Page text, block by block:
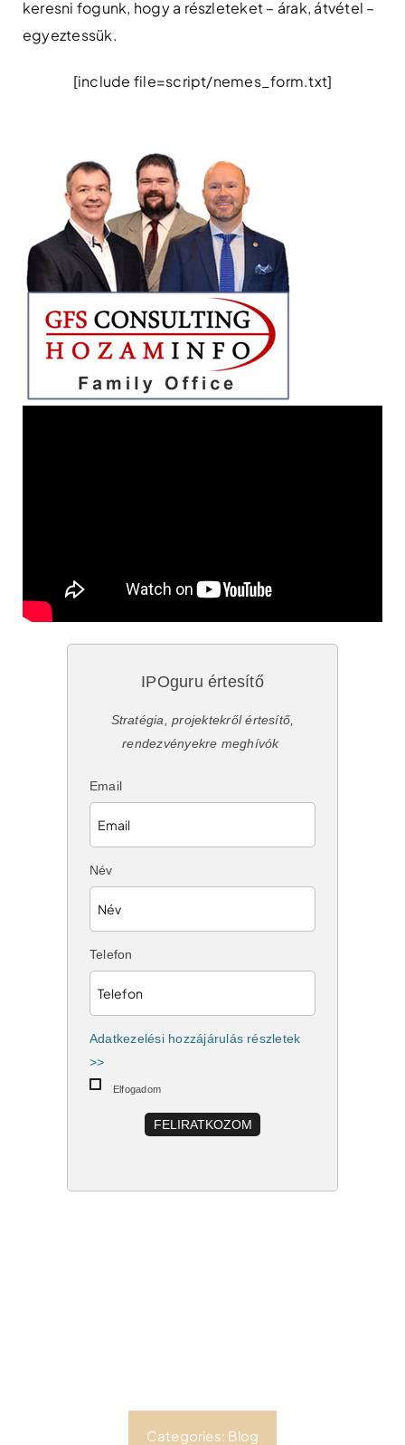
keresni fogunk, hogy a részleteket – árak, átvétel –
egyeztessük.
[include file=script/nemes_form.txt]
IPOguru értesítő
Stratégia, projektekről értesítő,
rendezvényekre meghívók
Email
Név
Telefon
Adatkezelési hozzájárulás részletek
>>
Elfogadom
FELIRATKOZOM
Categories: Blog